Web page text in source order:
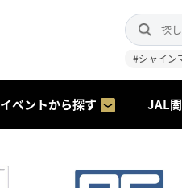
#シャイン
イベントから探す JAL